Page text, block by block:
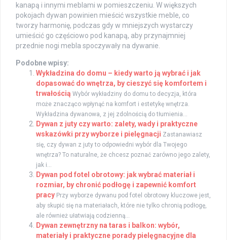
kanapą i innymi meblami w pomieszczeniu. W większych
pokojach dywan powinien mieścić wszystkie meble, co
tworzy harmonię, podczas gdy w mniejszych wystarczy
umieścić go częściowo pod kanapą, aby przynajmniej
przednie nogi mebla spoczywały na dywanie.
Podobne wpisy:
Wykładzina do domu – kiedy warto ją wybrać i jak
dopasować do wnętrza, by cieszyć się komfortem i
trwałością Wybór wykładziny do domu to decyzja, która
może znacząco wpłynąć na komfort i estetykę wnętrza.
Wykładzina dywanowa, z jej zdolnością do tłumienia...
Dywan z juty czy warto: zalety, wady i praktyczne
wskazówki przy wyborze i pielęgnacji Zastanawiasz
się, czy dywan z juty to odpowiedni wybór dla Twojego
wnętrza? To naturalne, że chcesz poznać zarówno jego zalety,
jak i...
Dywan pod fotel obrotowy: jak wybrać materiał i
rozmiar, by chronić podłogę i zapewnić komfort
pracy Przy wyborze dywanu pod fotel obrotowy kluczowe jest,
aby skupić się na materiałach, które nie tylko chronią podłogę,
ale również ułatwiają codzienną...
Dywan zewnętrzny na taras i balkon: wybór,
materiały i praktyczne porady pielęgnacyjne dla